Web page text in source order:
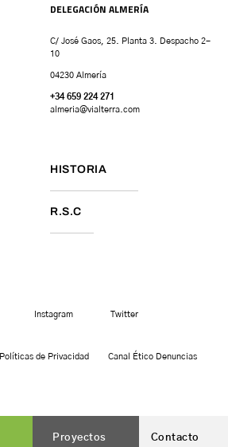
Proyectos Contacto
DELEGACIÓN ALMERÍA
C/ José Gaos, 25. Planta 3. Despacho 2-
10
04230 Almería
+34 659 224 271
almeria@vialterra.com
HISTORIA
R.S.C
Instagram Twitter
Políticas de Privacidad
Canal Ético Denuncias